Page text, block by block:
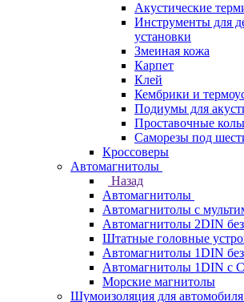
Акустические
Инструменты для
установки
Змеиная кожа
Карпет
Клей
Кембрики и
Подиумы для
Проставочные
Саморезы под
Кроссоверы
Автомагнитолы
Назад
Автомагнитолы
Автомагнитолы с
Автомагнитолы 2DIN
Штатные головные
Автомагнитолы 1DIN
Автомагнитолы 1DIN с
Морские магнитолы
Шумоизоляция для автомобиля